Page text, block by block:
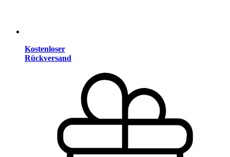
Kostenloser
Rückversand